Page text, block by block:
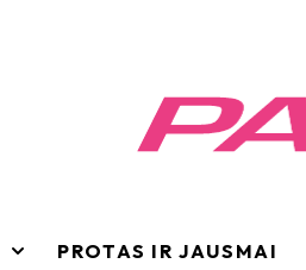
PROTAS IR JAUSMAI